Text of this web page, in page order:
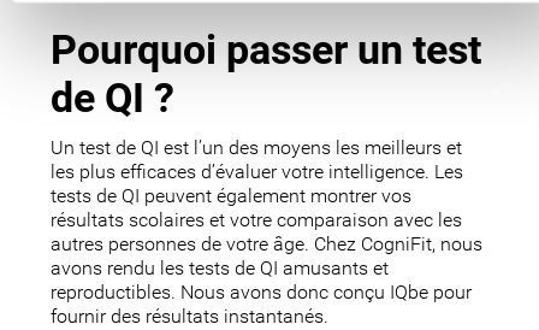
Pourquoi passer un test
de QI ?
Un test de QI est l’un des moyens les meilleurs et
les plus efficaces d’évaluer votre intelligence. Les
tests de QI peuvent également montrer vos
résultats scolaires et votre comparaison avec les
autres personnes de votre âge. Chez CogniFit, nous
avons rendu les tests de QI amusants et
reproductibles. Nous avons donc conçu IQbe pour
fournir des résultats instantanés.